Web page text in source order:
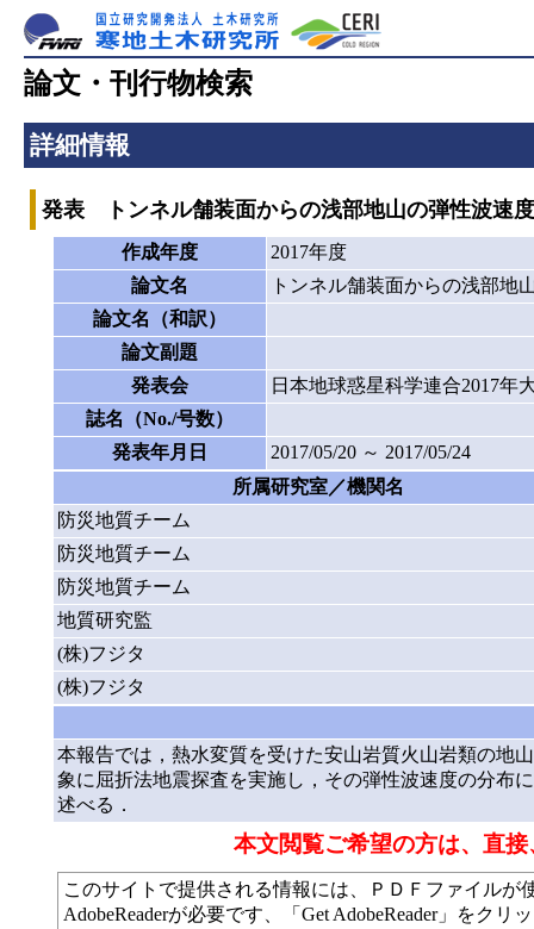
論文・刊行物検索
詳細情報
発表 トンネル舗装面からの浅部地山の弾性波速
作成年度
2017年度
論文名
トンネル舗装面からの浅部地
論文名（和訳）
論文副題
発表会
日本地球惑星科学連合2017年
誌名（No./号数）
発表年月日
2017/05/20 ～ 2017/05/24
所属研究室／機関名
防災地質チーム
防災地質チーム
防災地質チーム
地質研究監
(株)フジタ
(株)フジタ
本報告では，熱水変質を受けた安山岩質火山岩類の地
象に屈折法地震探査を実施し，その弾性波速度の分布
述べる．
本文閲覧ご希望の方は、直
このサイトで提供される情報には、ＰＤＦファイル
AdobeReaderが必要です、「Get AdobeReader」をク